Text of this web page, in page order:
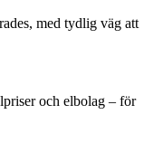
med tydlig väg att
och elbolag – för